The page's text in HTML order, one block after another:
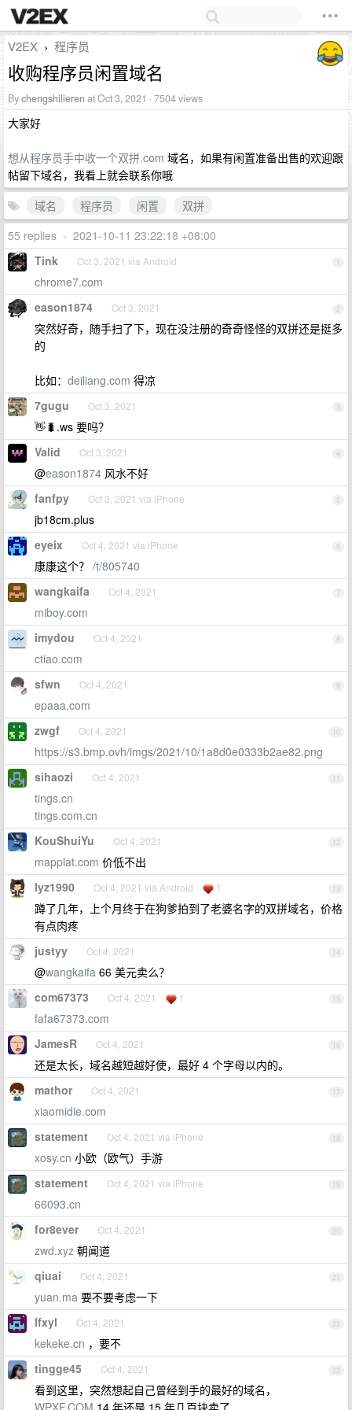
V2EX › 程序员
收购程序员闲置域名
Bychengshilieren at Oct 3, 2021 · 7504 views
大家好
想从程序员手中收一个双拼.com 域名，如果有闲置准备出售的欢迎跟
帖留下域名，我看上就会联系你哦
域名
程序员 闲置
双拼
55 replies • 2021-10-11 23:22:18 +08:00
1
Tink Oct 3, 2021 via Android
chrome7.com
2
eason1874 Oct 3, 2021
突然好奇，随手扫了下，现在没注册的奇奇怪怪的双拼还是挺多
的
比如： deiliang.com 得凉
3
7gugu Oct 3, 2021
👋🐛.ws 要吗？
4
Valid Oct 3, 2021
@eason1874 风水不好
5
fanfpy Oct 3, 2021 via iPhone
jb18cm.plus
6
eyeix Oct 4, 2021 via iPhone
康康这个？ /t/805740
7
wangkaifa Oct 4, 2021
miboy.com
8
imydou Oct 4, 2021
ctiao.com
9
sfwn Oct 4, 2021
epaaa.com
10
zwgf Oct 4, 2021
https://s3.bmp.ovh/imgs/2021/10/1a8d0e0333b2ae82.png
11
sihaozi Oct 4, 2021
tings.cn
tings.com.cn
12
KouShuiYu Oct 4, 2021
mapplat.com 价低不出
13
lyz1990 Oct 4, 2021 via Android 1
蹲了几年，上个月终于在狗爹拍到了老婆名字的双拼域名，价格
有点肉疼
14
justyy Oct 4, 2021
@wangkaifa 66 美元卖么？
15
com67373 Oct 4, 2021 1
fafa67373.com
16
JamesR Oct 4, 2021
还是太长，域名越短越好使，最好 4 个字母以内的。
17
mathor Oct 4, 2021
xiaomidie.com
18
statement Oct 4, 2021 via iPhone
xosy.cn 小欧（欧气）手游
19
statement Oct 4, 2021 via iPhone
66093.cn
20
for8ever Oct 4, 2021
zwd.xyz 朝闻道
21
qiuai Oct 4, 2021
yuan.ma 要不要考虑一下
22
lfxyl Oct 4, 2021
kekeke.cn ，要不
23
tingge45 Oct 4, 2021
看到这里，突然想起自己曾经到手的最好的域名，
WPXF.COM ,14 年还是 15 年几百块卖了